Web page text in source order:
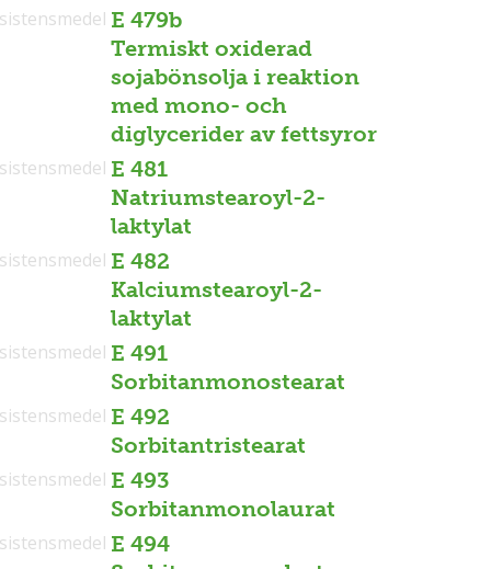
E 479b
Termiskt oxiderad
sojabönsolja i reaktion
med mono- och
diglycerider av fettsyror
E 481
Natriumstearoyl-2-
laktylat
E 482
Kalciumstearoyl-2-
laktylat
E 491
Sorbitanmonostearat
E 492
Sorbitantristearat
E 493
Sorbitanmonolaurat
E 494